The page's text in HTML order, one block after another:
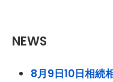
NEWS
8月9日10日相続